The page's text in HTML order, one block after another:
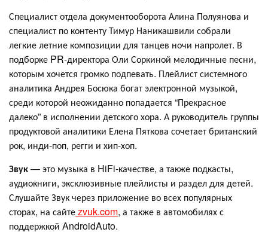
Специалист отдела документооборота Алина Полуянова и
специалист по контенту Тимур Наникашвили собрали
легкие летние композиции для танцев ночи напролет. В
подборке PR-директора Оли Соркиной мелодичные песни,
которым хочется громко подпевать. Плейлист системного
аналитика Андрея Босюка богат электронной музыкой,
среди которой неожиданно попадается “Прекрасное
далеко” в исполнении детского хора. А руководитель группы
продуктовой аналитики Елена Пяткова сочетает британский
рок, инди-поп, регги и хип-хоп.
Звук— это музыка в HiFi-качестве, а также подкасты,
аудиокниги, эксклюзивные плейлисты и раздел для детей.
Слушайте Звук через приложение во всех популярных
сторах, на сайтеzvuk.com, а также в автомобилях с
поддержкой AndroidAuto.